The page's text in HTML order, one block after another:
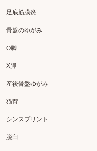
足底筋膜炎
骨盤のゆがみ
O脚
X脚
産後骨盤ゆがみ
猫背
シンスプリント
脱臼